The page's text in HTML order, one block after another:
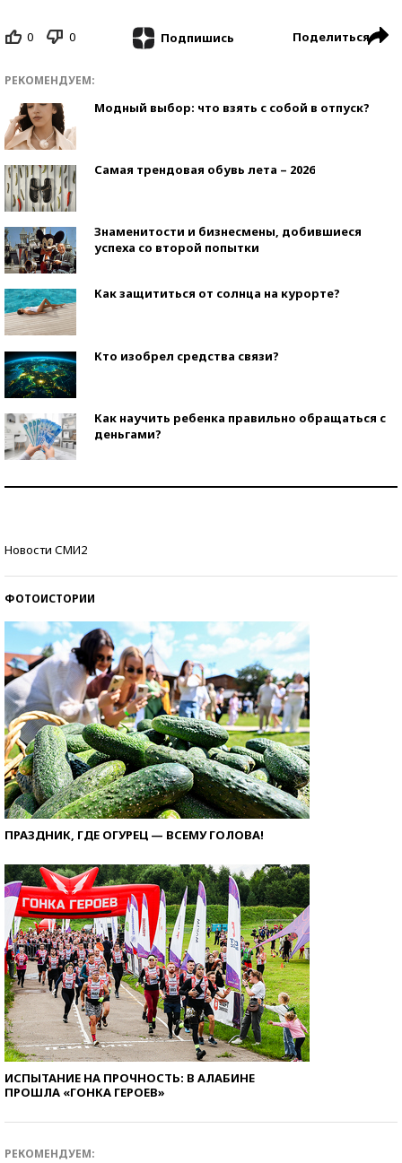
0 0 Подпишись Поделиться
РЕКОМЕНДУЕМ:
Модный выбор: что взять с собой в отпуск?
Самая трендовая обувь лета – 2026
Знаменитости и бизнесмены, добившиеся
успеха со второй попытки
Как защититься от солнца на курорте?
Кто изобрел средства связи?
Как научить ребенка правильно обращаться с
деньгами?
Новости СМИ2
ФОТОИСТОРИИ
ПРАЗДНИК, ГДЕ ОГУРЕЦ — ВСЕМУ ГОЛОВА!
ИСПЫТАНИЕ НА ПРОЧНОСТЬ: В АЛАБИНЕ
ПРОШЛА «ГОНКА ГЕРОЕВ»
РЕКОМЕНДУЕМ: